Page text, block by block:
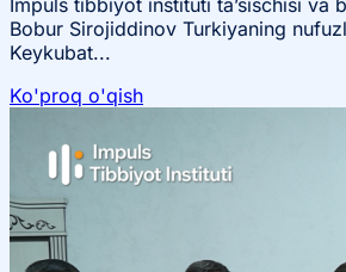
Bobur Sirojiddinov Turkiyaning
Keykubat...
Ko'proq o'qish